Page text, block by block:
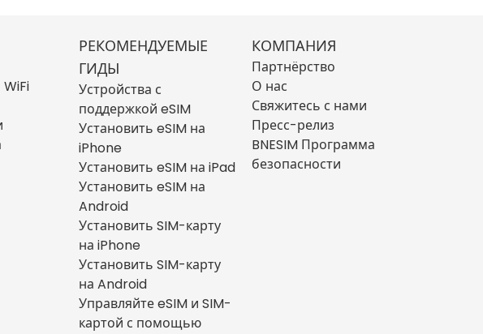
РЕКОМЕНДУЕМЫЕ
ГИДЫ
Устройства с
поддержкой eSIM
Установить eSIM на
iPhone
Установить eSIM на iPad
Установить eSIM на
Android
Установить SIM-карту
на iPhone
Установить SIM-карту
на Android
Управляйте eSIM и SIM-
картой с помощью
КОМПАНИЯ
Партнёрство
О нас
Свяжитесь с нами
Пресс-релиз
BNESIM Программа
безопасности